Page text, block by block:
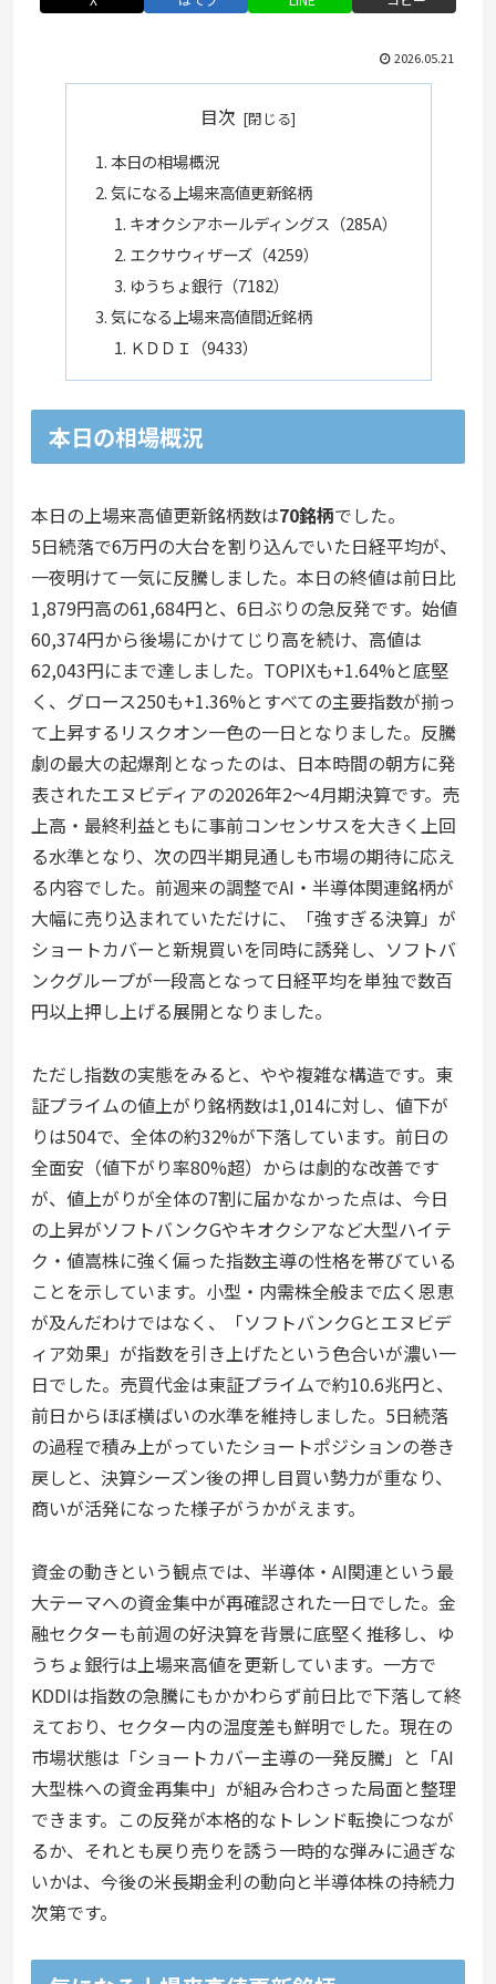
2026.05.21
目次
本日の相場概況
気になる上場来高値更新銘柄
キオクシアホールディングス（285A）
エクサウィザーズ（4259）
ゆうちょ銀行（7182）
気になる上場来高値間近銘柄
ＫＤＤＩ（9433）
本日の相場概況
本日の上場来高値更新銘柄数は70銘柄でした。
5日続落で6万円の大台を割り込んでいた日経平均が、
一夜明けて一気に反騰しました。本日の終値は前日比
1,879円高の61,684円と、6日ぶりの急反発です。始値
60,374円から後場にかけてじり高を続け、高値は
62,043円にまで達しました。TOPIXも+1.64%と底堅
く、グロース250も+1.36%とすべての主要指数が揃っ
て上昇するリスクオン一色の一日となりました。反騰
劇の最大の起爆剤となったのは、日本時間の朝方に発
表されたエヌビディアの2026年2〜4月期決算です。売
上高・最終利益ともに事前コンセンサスを大きく上回
る水準となり、次の四半期見通しも市場の期待に応え
る内容でした。前週来の調整でAI・半導体関連銘柄が
大幅に売り込まれていただけに、「強すぎる決算」が
ショートカバーと新規買いを同時に誘発し、ソフトバ
ンクグループが一段高となって日経平均を単独で数百
円以上押し上げる展開となりました。
ただし指数の実態をみると、やや複雑な構造です。東
証プライムの値上がり銘柄数は1,014に対し、値下が
りは504で、全体の約32%が下落しています。前日の
全面安（値下がり率80%超）からは劇的な改善です
が、値上がりが全体の7割に届かなかった点は、今日
の上昇がソフトバンクGやキオクシアなど大型ハイテ
ク・値嵩株に強く偏った指数主導の性格を帯びている
ことを示しています。小型・内需株全般まで広く恩恵
が及んだわけではなく、「ソフトバンクGとエヌビデ
ィア効果」が指数を引き上げたという色合いが濃い一
日でした。売買代金は東証プライムで約10.6兆円と、
前日からほぼ横ばいの水準を維持しました。5日続落
の過程で積み上がっていたショートポジションの巻き
戻しと、決算シーズン後の押し目買い勢力が重なり、
商いが活発になった様子がうかがえます。
資金の動きという観点では、半導体・AI関連という最
大テーマへの資金集中が再確認された一日でした。金
融セクターも前週の好決算を背景に底堅く推移し、ゆ
うちょ銀行は上場来高値を更新しています。一方で
KDDIは指数の急騰にもかかわらず前日比で下落して終
えており、セクター内の温度差も鮮明でした。現在の
市場状態は「ショートカバー主導の一発反騰」と「AI
大型株への資金再集中」が組み合わさった局面と整理
できます。この反発が本格的なトレンド転換につなが
るか、それとも戻り売りを誘う一時的な弾みに過ぎな
いかは、今後の米長期金利の動向と半導体株の持続力
次第です。